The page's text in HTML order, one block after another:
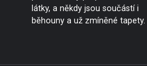
látky, a někdy jsou součástí i
běhouny a už zmíněné tapety.